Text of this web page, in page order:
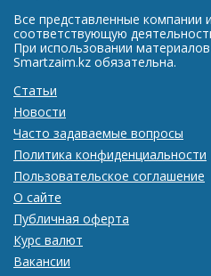
Все представленные компании
соответствующую
При использовании
Smartzaim.kz обязательна.
Статьи
Новости
Часто задаваемые вопросы
Политика конфиденциальности
Пользовательское соглашение
О сайте
Публичная оферта
Курс валют
Вакансии